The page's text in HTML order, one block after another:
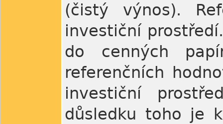
(čistý výnos).
investiční
do cenných
referenčních
investiční
důsledku toho je